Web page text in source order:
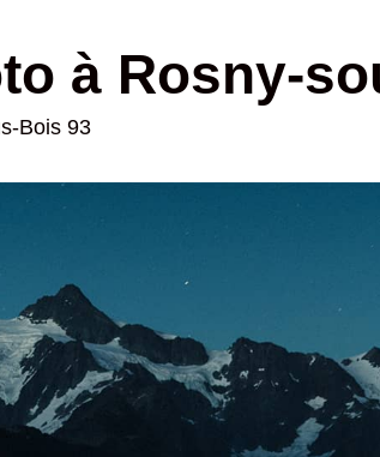
à Rosny-
Bois 93